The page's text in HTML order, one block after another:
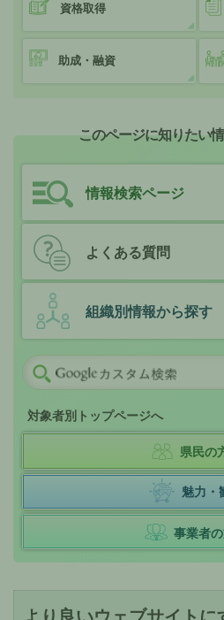
資格取得
助成・融資
このページに知りたい
情報検索ページ
よくある質問
組織別情報から探す
対象者別トップページへ
県民の
魅力・
事業者